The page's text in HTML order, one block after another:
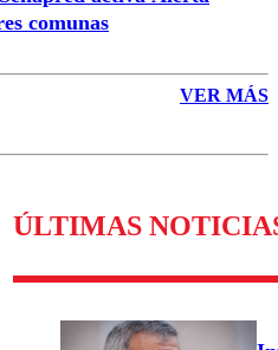
comunas
VER MÁS
ÚLTIMAS